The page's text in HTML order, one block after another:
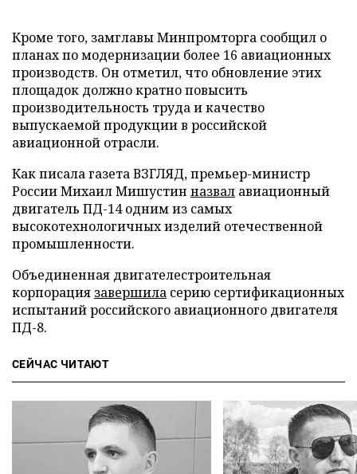
Кроме того, замглавы Минпромторга сообщил о
планах по модернизации более 16 авиационных
производств. Он отметил, что обновление этих
площадок должно кратно повысить
производительность труда и качество
выпускаемой продукции в российской
авиационной отрасли.
Как писала газета ВЗГЛЯД, премьер-министр
России Михаил Мишустин назвал авиационный
двигатель ПД-14 одним из самых
высокотехнологичных изделий отечественной
промышленности.
Объединенная двигателестроительная
корпорация завершила серию сертификационных
испытаний российского авиационного двигателя
ПД-8.
СЕЙЧАС ЧИТАЮТ